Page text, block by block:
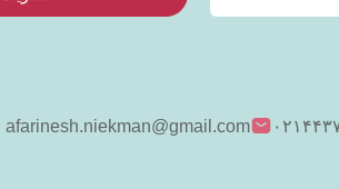
afarinesh.niekman@gmail.com